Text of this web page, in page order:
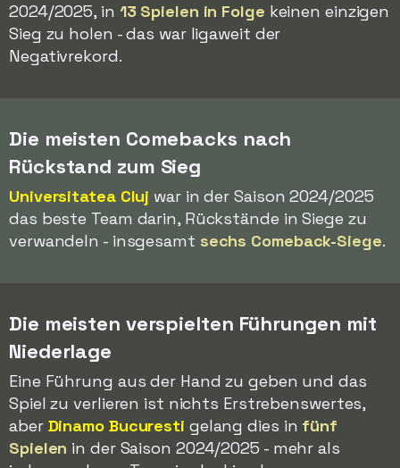
2024/2025, in 13 Spielen in Folge keinen einzigen
Sieg zu holen - das war ligaweit der
Negativrekord.
Die meisten Comebacks nach
Rückstand zum Sieg
Universitatea Cluj war in der Saison 2024/2025
das beste Team darin, Rückstände in Siege zu
verwandeln - insgesamt sechs Comeback-Siege.
Die meisten verspielten Führungen mit
Niederlage
Eine Führung aus der Hand zu geben und das
Spiel zu verlieren ist nichts Erstrebenswertes,
aber Dinamo Bucuresti gelang dies in fünf
Spielen in der Saison 2024/2025 - mehr als